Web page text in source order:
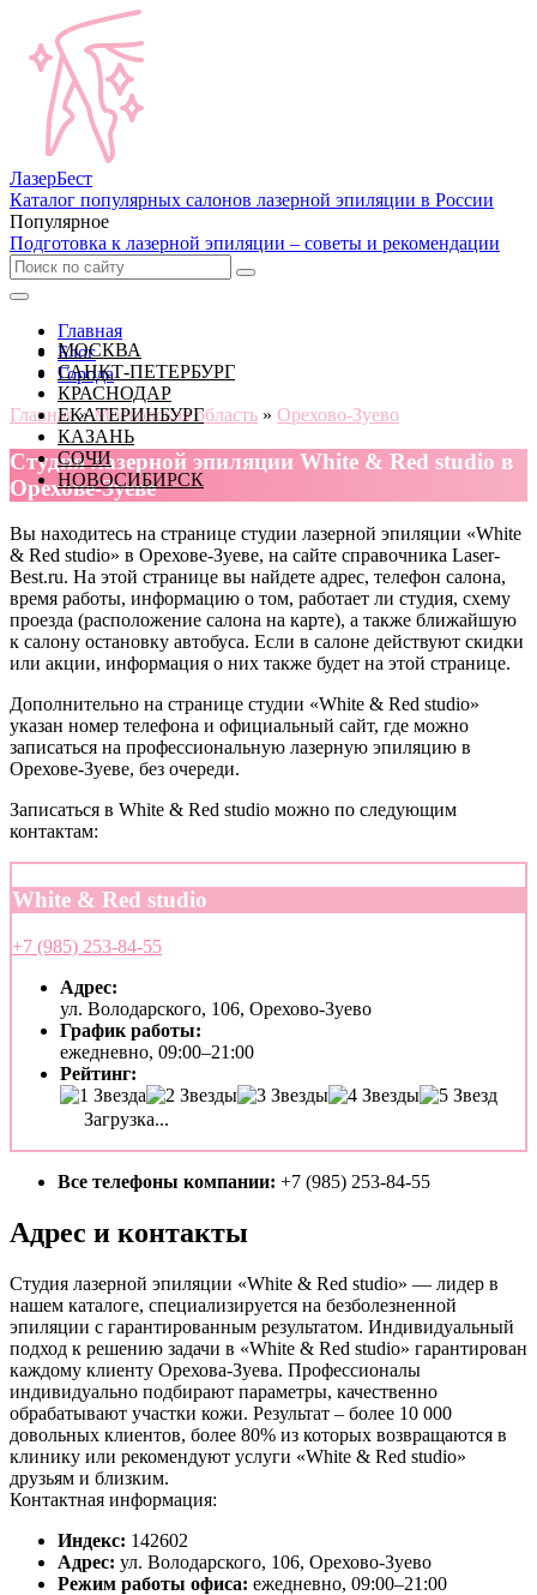
ЛазерБест
Каталог популярных салонов лазерной эпиляции в России
Популярное
Подготовка к лазерной эпиляции – советы и рекомендации
МОСКВА
САНКТ-ПЕТЕРБУРГ
КРАСНОДАР
ЕКАТЕРИНБУРГ
КАЗАНЬ
СОЧИ
НОВОСИБИРСК
Главная
Блог
Города
Главная » Московская область » Орехово-Зуево
Cтудия лазерной эпиляции White & Red studio в
Орехове-Зуеве
Вы находитесь на странице студии лазерной эпиляции «White
& Red studio» в Орехове-Зуеве, на сайте справочника Laser-
Best.ru. На этой странице вы найдете адрес, телефон салона,
время работы, информацию о том, работает ли студия, схему
проезда (расположение салона на карте), а также ближайшую
к салону остановку автобуса. Если в салоне действуют скидки
или акции, информация о них также будет на этой странице.
Дополнительно на странице студии «White & Red studio»
указан номер телефона и официальный сайт, где можно
записаться на профессиональную лазерную эпиляцию в
Орехове-Зуеве, без очереди.
Записаться в White & Red studio можно по следующим
контактам:
White & Red studio
+7 (985) 253-84-55
Адрес:
ул. Володарского, 106, Орехово-Зуево
График работы:
ежедневно, 09:00–21:00
Рейтинг:
Загрузка...
Все телефоны компании: +7 (985) 253-84-55
Адрес и контакты
Студия лазерной эпиляции «White & Red studio» — лидер в
нашем каталоге, специализируется на безболезненной
эпиляции с гарантированным результатом. Индивидуальный
подход к решению задачи в «White & Red studio» гарантирован
каждому клиенту Орехова-Зуева. Профессионалы
индивидуально подбирают параметры, качественно
обрабатывают участки кожи. Результат – более 10 000
довольных клиентов, более 80% из которых возвращаются в
клинику или рекомендуют услуги «White & Red studio»
друзьям и близким.
Контактная информация:
Индекс: 142602
Адрес: ул. Володарского, 106, Орехово-Зуево
Режим работы офиса: ежедневно, 09:00–21:00